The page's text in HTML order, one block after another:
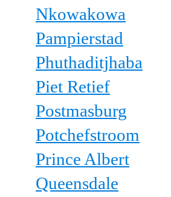
Nkowakowa
Pampierstad
Phuthaditjhaba
Piet Retief
Postmasburg
Potchefstroom
Prince Albert
Queensdale